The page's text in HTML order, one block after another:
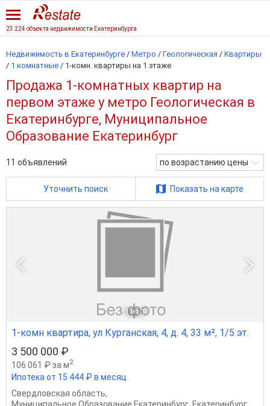
23 224 объекта недвижимости Екатеринбурга
Недвижимость в Екатеринбурге / Метро / Геологическая / Квартиры
/ 1 комнатные / 1-комн. квартиры на 1 этаже
Продажа 1-комнатных квартир на
первом этаже у метро Геологическая в
Екатеринбурге, Муниципальное
Образование Екатеринбург
11 объявлений по возрастанию цены
Уточнить поиск Показать на карте
1 из 1
1-комн квартира, ул Курганская, 4, д. 4, 33 м², 1/5 эт.
3 500 000 ₽
106 061 ₽ за м2
Ипотека от 15 444 ₽ в месяц
Свердловская область,